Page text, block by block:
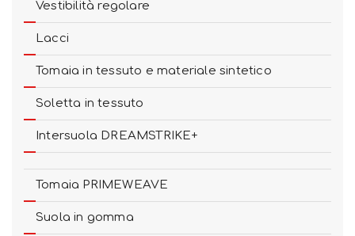
Vestibilità regolare
Lacci
Tomaia in tessuto e materiale sintetico
Soletta in tessuto
Intersuola DREAMSTRIKE+
Tomaia PRIMEWEAVE
Suola in gomma